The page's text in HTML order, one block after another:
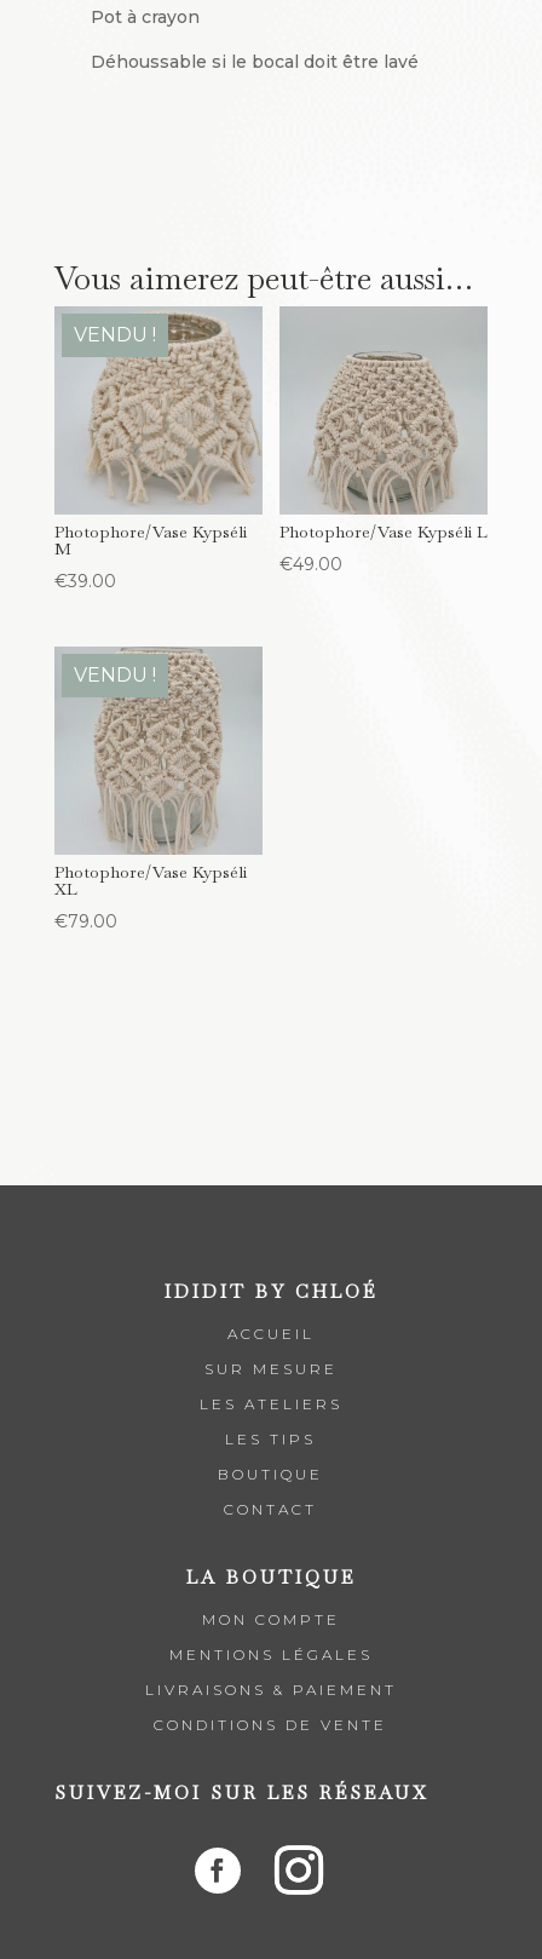
Pot à crayon
Déhoussable si le bocal doit être lavé
Vous aimerez peut-être aussi…
VENDU !
Photophore/Vase Kypséli
M
€39.00
Photophore/Vase Kypséli L
€49.00
VENDU !
Photophore/Vase Kypséli
XL
€79.00
IDIDIT BY CHLOÉ
ACCUEIL
SUR MESURE
LES ATELIERS
LES TIPS
BOUTIQUE
CONTACT
LA BOUTIQUE
MON COMPTE
MENTIONS LÉGALES
LIVRAISONS & PAIEMENT
CONDITIONS DE VENTE
SUIVEZ-MOI SUR LES RÉSEAUX